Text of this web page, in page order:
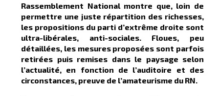
Rassemblement National montre que, loin de
permettre une juste répartition des richesses,
les propositions du parti d’extrême droite sont
ultra-libérales, anti-sociales. Floues, peu
détaillées, les mesures proposées sont parfois
retirées puis remises dans le paysage selon
l’actualité, en fonction de l’auditoire et des
circonstances, preuve de l’amateurisme du RN.